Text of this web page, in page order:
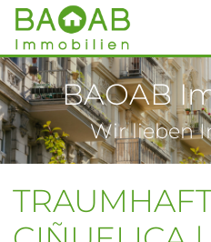
BAOAB
Wir lieben